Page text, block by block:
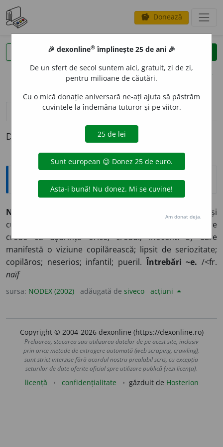
savings Donează
clear
opțiuni
definiții (1) pronunțievolume_up (50)
Definiția cu ID-ul 344220:
Explicative DEX
NA
1) Care vădește sinceritate și
curățenie morală; ingenuu; candid; inocent. 2) Care
crede cu ușurință orice; credul; inocent. 3) Care
manifestă o viziune copilărească; lipsit de seriozitate;
copilăros; neserios; infantil; pueril.Întrebări ~e. /<fr.
naïf
sursa: NODEX (2002) adăugată de siveco acțiuni
Copyright © 2004-2026 dexonline (https://dexonline.ro)
Preluarea, stocarea sau utilizarea datelor de pe acest site, inclusiv
prin orice metode de extragere automată (web scraping, crawling),
sunt strict interzise fără acordul nostru prealabil scris, cu excepția
seturilor de date oferite oficial spre utilizare publică (vezi licența).
licență confidențialitate găzduit de Hosterion
🎉 dexonline® împlinește 25 de ani 🎉
De un sfert de secol suntem aici, gratuit, zi de zi,
pentru milioane de căutări.
Cu o mică donație aniversară ne-ați ajuta să păstrăm
cuvintele la îndemâna tuturor și pe viitor.
Am donat deja.